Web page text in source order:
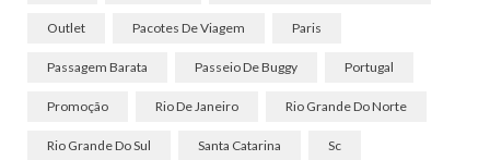
Outlet Pacotes De Viagem Paris
Passagem Barata Passeio De Buggy Portugal
Promoção Rio De Janeiro Rio Grande Do Norte
Rio Grande Do Sul Santa Catarina Sc